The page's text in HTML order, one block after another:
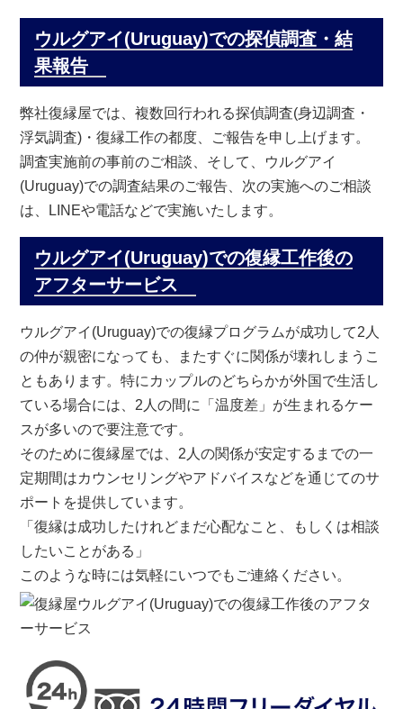
ウルグアイ(Uruguay)での探偵調査・結
果報告
弊社復縁屋では、複数回行われる探偵調査(身辺調査・
浮気調査)・復縁工作の都度、ご報告を申し上げます。
調査実施前の事前のご相談、そして、ウルグアイ
(Uruguay)での調査結果のご報告、次の実施へのご相談
は、LINEや電話などで実施いたします。
ウルグアイ(Uruguay)での復縁工作後の
アフターサービス
ウルグアイ(Uruguay)での復縁プログラムが成功して2人
の仲が親密になっても、またすぐに関係が壊れしまうこ
ともあります。特にカップルのどちらかが外国で生活し
ている場合には、2人の間に「温度差」が生まれるケー
スが多いので要注意です。
そのために復縁屋では、2人の関係が安定するまでの一
定期間はカウンセリングやアドバイスなどを通じてのサ
ポートを提供しています。
「復縁は成功したけれどまだ心配なこと、もしくは相談
したいことがある」
このような時には気軽にいつでもご連絡ください。